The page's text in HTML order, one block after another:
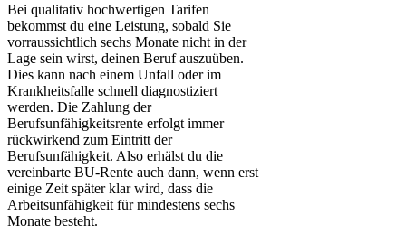
Bei qualitativ hochwertigen Tarifen
bekommst du eine Leistung, sobald Sie
vorraussichtlich sechs Monate nicht in der
Lage sein wirst, deinen Beruf auszuüben.
Dies kann nach einem Unfall oder im
Krankheitsfalle schnell diagnostiziert
werden. Die Zahlung der
Berufsunfähigkeitsrente erfolgt immer
rückwirkend zum Eintritt der
Berufsunfähigkeit. Also erhälst du die
vereinbarte BU-Rente auch dann, wenn erst
einige Zeit später klar wird, dass die
Arbeitsunfähigkeit für mindestens sechs
Monate besteht.